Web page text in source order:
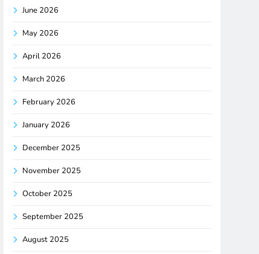
June 2026
May 2026
April 2026
March 2026
February 2026
January 2026
December 2025
November 2025
October 2025
September 2025
August 2025